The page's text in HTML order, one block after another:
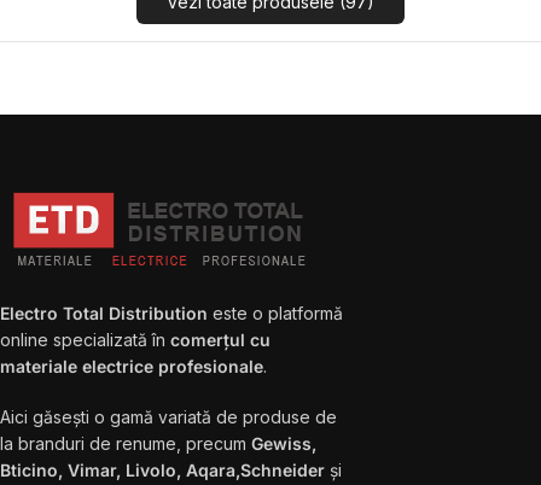
Electro Total Distribution este o platformă
online specializată în comerțul cu
materiale electrice profesionale.
Aici găsești o gamă variată de produse de
la branduri de renume, precum Gewiss,
Bticino, Vimar, Livolo, Aqara,Schneider și